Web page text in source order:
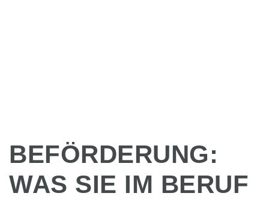
BEFÖRDERUNG:
WAS SIE IM BERUF